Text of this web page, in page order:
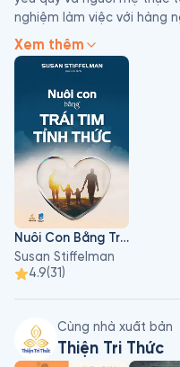
nghiệm làm việc với hàng
những người nổi tiếng đến
Xem thêm
Nuôi Con Bằng Trái Tim Tỉnh Thức
Susan Stiffelman
4.9(31)
Cùng nhà xuất bản
Thiện Tri Thức